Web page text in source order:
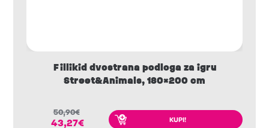
Fillikid dvostrana podloga za igru
Street&Animals, 180×200 cm
50,90€
43,27€ KUPI!